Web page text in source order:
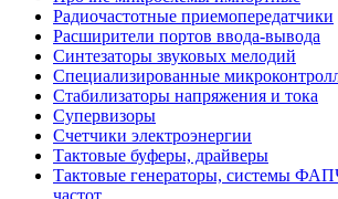
Радиочастотные приемопередатчики
Расширители портов ввода-вывода
Синтезаторы звуковых мелодий
Специализированные
Стабилизаторы напряжения и тока
Супервизоры
Счетчики электроэнергии
Тактовые буферы, драйверы
Тактовые генераторы, системы
частот